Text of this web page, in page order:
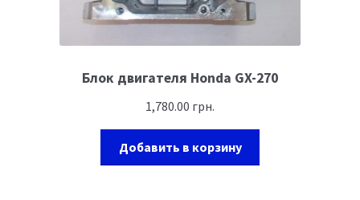
Блок двигателя Honda GX-270
1,780.00 грн.
Добавить в корзину